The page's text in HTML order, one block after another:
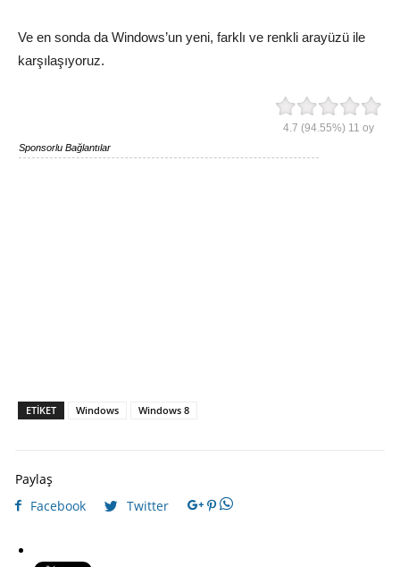
Ve en sonda da Windows’un yeni, farklı ve renkli arayüzü ile
karşılaşıyoruz.
4.7 (94.55%) 11 oy
Sponsorlu Bağlantılar
ETIKET Windows Windows 8
Paylaş
Facebook
Twitter